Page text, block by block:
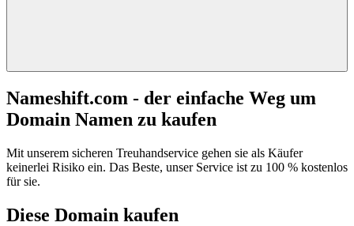
Nameshift.com - der einfache Weg um
Domain Namen zu kaufen
Mit unserem sicheren Treuhandservice gehen sie als Käufer
keinerlei Risiko ein. Das Beste, unser Service ist zu 100 % kostenlos
für sie.
Diese Domain kaufen